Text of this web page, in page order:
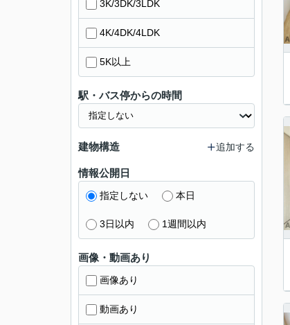
3K/3DK/3LDK
4K/4DK/4LDK
5K以上
駅・バス停からの時間
建物構造 追加する
情報公開日
指定しない 本日
3日以内 1週間以内
画像・動画あり
画像あり
動画あり